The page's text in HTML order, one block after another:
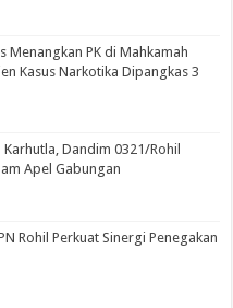
Menangkan PK di Mahkamah
Kasus Narkotika Dipangkas 3
Dandim 0321/Rohil
Apel Gabungan
Rohil Perkuat Sinergi Penegakan